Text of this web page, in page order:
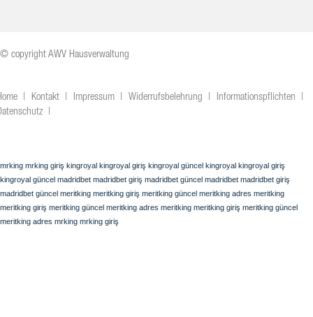
© copyright AWV Hausverwaltung
Kontakt Impressum Widerrufsbelehrung
Informationspflichten
mrking mrking giriş kingroyal kingroyal giriş kingroyal güncel kingroyal kingroyal giriş
kingroyal güncel madridbet madridbet giriş madridbet güncel madridbet madridbet giriş
madridbet güncel meritking meritking giriş meritking güncel meritking adres meritking
meritking giriş meritking güncel meritking adres meritking meritking giriş meritking güncel
meritking adres mrking mrking giriş